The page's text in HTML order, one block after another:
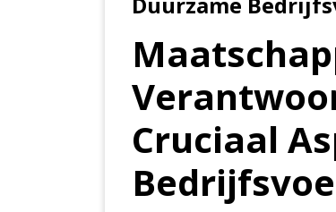
Cruciaal